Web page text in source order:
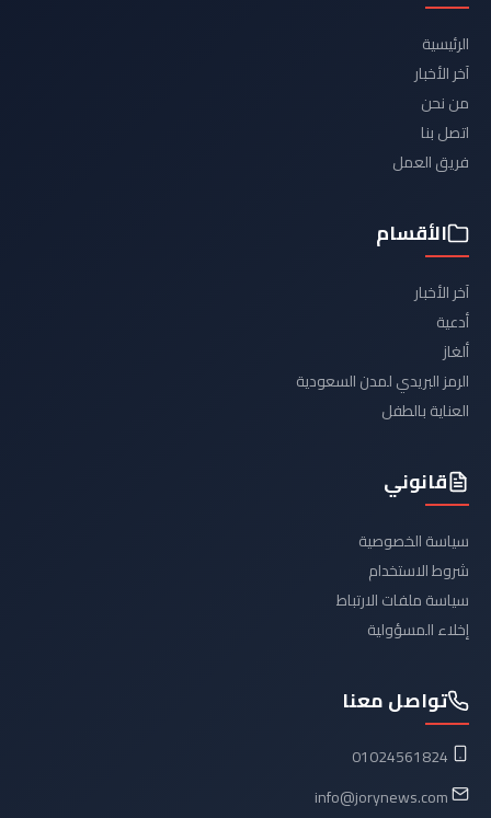
الرئيسية
آخر الأخبار
من نحن
اتصل بنا
فريق العمل
الأقسام
آخر الأخبار
أدعية
ألغاز
الرمز البريدي لمدن السعودية
العناية بالطفل
قانوني
سياسة الخصوصية
شروط الاستخدام
سياسة ملفات الارتباط
إخلاء المسؤولية
تواصل معنا
01024561824
info@jorynews.com